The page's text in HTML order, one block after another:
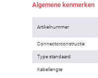
Algemene kenmerken
Artikelnummer
Connectorconstructie
Type standaard
Kabellengte